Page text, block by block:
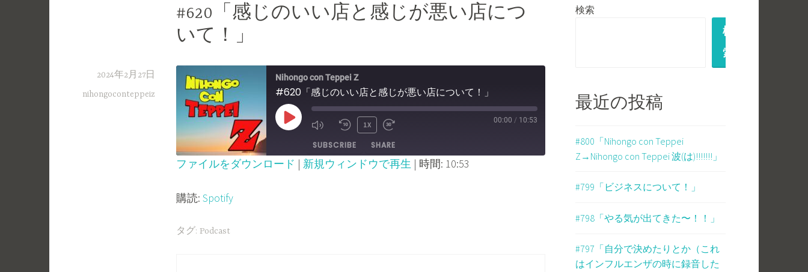
#620「感じのいい店と感じが悪い店につ
いて！」
2024年2月27日
nihongoconteppeiz
Nihongo con Teppei Z
#620「感じのいい店と感じが悪い店について！」
PLAY
EPISODE
MUTE/UNMUTE
EPISODE
REWIND
10
1X
FORWARD
00:00 / 10:53
SUBSCRIBE SHARE
RSS FEED
LINK
EMBED
ファイルをダウンロード | 新規ウィンドウで再生 | 時間: 10:53
購読: Spotify
タグ: Podcast
検索
検
索
最近の投稿
#800「Nihongo con Teppei
Z→Nihongo con Teppei 波(は)!!!!!!!」
#799「ビジネスについて！」
#798「やる気が出てきた〜！！」
#797「自分で決めたりとか（これ
はインフルエンザの時に録音した